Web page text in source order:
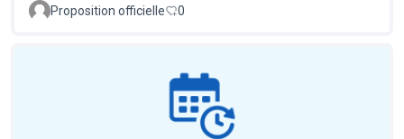
Proposition officielle 0